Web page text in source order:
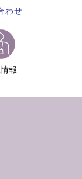
わせ
報